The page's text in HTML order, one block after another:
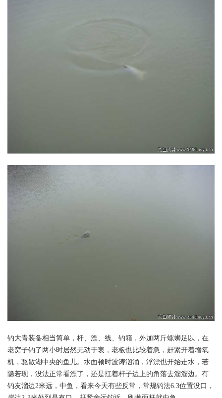
钓大青装备相当简单，杆、漂、线、钓箱，外加两斤螺蛳足以，在
老窝子钓了两小时居然无动于衷，老板也比较着急，赶紧开着增氧
机，驱散湖中央的鱼儿。水面顿时波涛汹涌，浮漂也开始走水，若
隐若现，没法正常看漂了，还是扛着杆子边上的角落去溜溜边。有
钓友溜边2米远，中鱼，看来今天有些反常，常规钓法6.3位置没口，